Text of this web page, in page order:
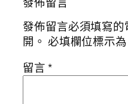
發佈留言必須填寫
開。 必填欄位標示為
留言*